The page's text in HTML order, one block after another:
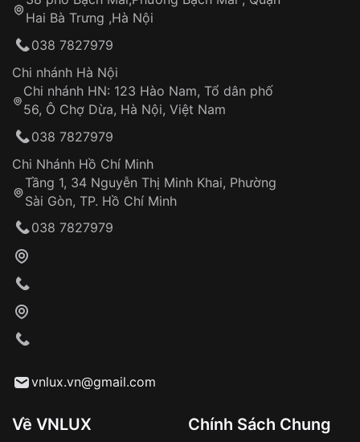
Hotline: 0585 215 215
Từ khóa SEO:
Khách hàng kiểm tra và thanh toán trực tiếp
Từ khóa SEO:
Tự ý sửa chữa
thống VNLUX
Đảm bảo quyền lợi khách hàng
Đồng hành cùng khách hàng trong suốt quá
trình sử dụng
Hai Bà Trưng ,Hà Nội
038 7827979
Chi nhánh Hà Nội
Chi nhánh HN: 123 Hào Nam, Tổ dân phố
56, Ô Chợ Dừa, Hà Nội, Việt Nam
038 7827979
Chi Nhánh Hồ Chí Minh
Tầng 1, 34 Nguyễn Thị Minh Khai, Phường
Sài Gòn, TP. Hồ Chí Minh
038 7827979
vnlux.vn@gmail.com
Về VNLUX Chính Sách Chung